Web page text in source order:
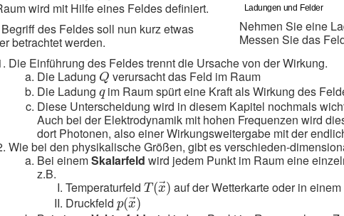
Nehmen Sie eine
Messen Sie das
wird mit Hilfe eines Feldes definiert.
des Feldes soll nun kurz etwas
betrachtet werden.
Die Einführung des Feldes trennt die Ursache von der Wirkung.
Die Ladung Q
Q verursacht das Feld im Raum
Die Ladung q
qim Raum spürt eine Kraft als Wirkung des
Diese Unterscheidung wird in diesem Kapitel nochmals
Auch bei der Elektrodynamik mit hohen Frequenzen wird
dort Photonen, also einer Wirkungsweitergabe mit der
Wie bei den physikalische Größen, gibt es verschieden-
Bei einemSkalarfeld wird jedem Punkt im Raum eine
z.B.
Temperaturfeld T (→
x)
T(x→)
auf der Wetterkarte oder in
Druckfeld p(→
x)
p(x→)